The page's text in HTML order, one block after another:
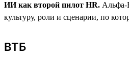
ИИ как второй пилот HR. Альфа-
культуру, роли и сценарии, по
ВТБ